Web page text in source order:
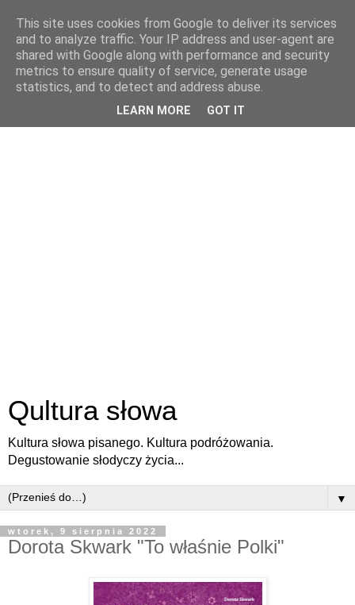
Qultura słowa
Kultura słowa pisanego. Kultura podróżowania.
Degustowanie słodyczy życia...
▼
wtorek, 9 sierpnia 2022
Dorota Skwark "To właśnie Polki"
This site uses cookies from Google to deliver its services
and to analyze traffic. Your IP address and user-agent are
shared with Google along with performance and security
metrics to ensure quality of service, generate usage
statistics, and to detect and address abuse.
LEARN MORE GOT IT